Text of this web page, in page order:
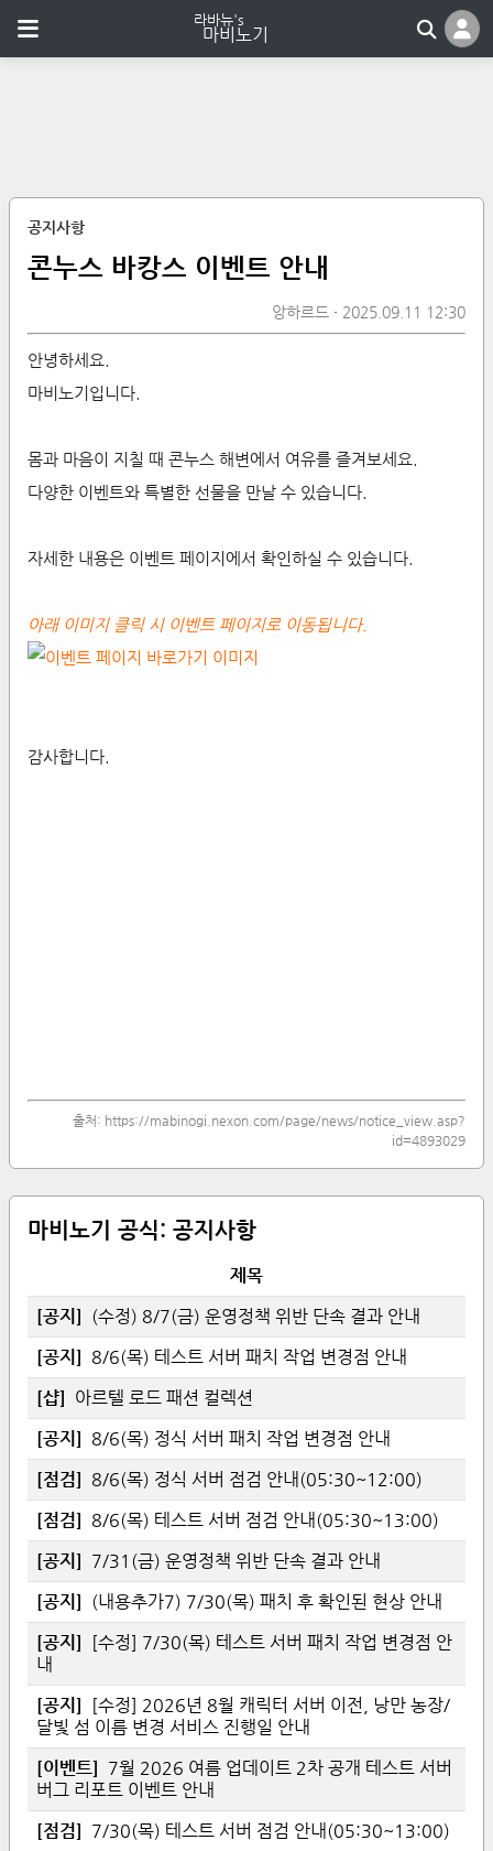
공지사항
콘누스 바캉스 이벤트 안내
앙하르드 2025.09.11 12:30
안녕하세요.
마비노기입니다.
몸과 마음이 지칠 때 콘누스 해변에서 여유를 즐겨보세요.
다양한 이벤트와 특별한 선물을 만날 수 있습니다.
자세한 내용은 이벤트 페이지에서 확인하실 수 있습니다.
아래 이미지 클릭 시 이벤트 페이지로 이동됩니다.
감사합니다.
출처: https://mabinogi.nexon.com/page/news/notice_view.asp?
id=4893029
마비노기 공식: 공지사항
제목
[공지 ] (수정) 8/7(금) 운영정책 위반 단속 결과 안내
[공지 ] 8/6(목) 테스트 서버 패치 작업 변경점 안내
[샵] 아르텔 로드 패션 컬렉션
[공지 ] 8/6(목) 정식 서버 패치 작업 변경점 안내
[점검] 8/6(목) 정식 서버 점검 안내(05:30~12:00)
[점검] 8/6(목) 테스트 서버 점검 안내(05:30~13:00)
[공지 ] 7/31(금) 운영정책 위반 단속 결과 안내
[공지 ] (내용추가7) 7/30(목) 패치 후 확인된 현상 안내
[공지 ]
[수정] 7/30(목) 테스트 서버 패치 작업 변경점 안
내
[공지 ]
[수정] 2026년 8월 캐릭터 서버 이전, 낭만 농장/
달빛 섬 이름 변경 서비스 진행일 안내
[이벤트] 7월 2026 여름 업데이트 2차 공개 테스트 서버
버그 리포트 이벤트 안내
[점검] 7/30(목) 테스트 서버 점검 안내(05:30~13:00)